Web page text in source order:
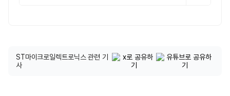
ST마이크로일렉트로닉스 관련 기
사